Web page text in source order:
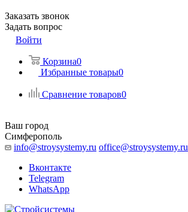
Заказать звонок
Задать вопрос
Войти
Корзина0
Избранные товары0
Сравнение товаров0
Ваш город
Симферополь
info@stroysystemy.ru office@stroysystemy.ru
Вконтакте
Telegram
WhatsApp